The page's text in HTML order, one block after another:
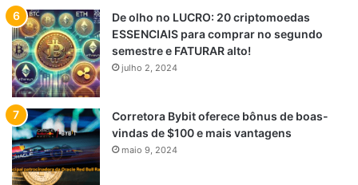
De olho no LUCRO: 20 criptomoedas
ESSENCIAIS para comprar no segundo
semestre e FATURAR alto!
julho 2, 2024
Corretora Bybit oferece bônus de boas-
vindas de $100 e mais vantagens
maio 9, 2024